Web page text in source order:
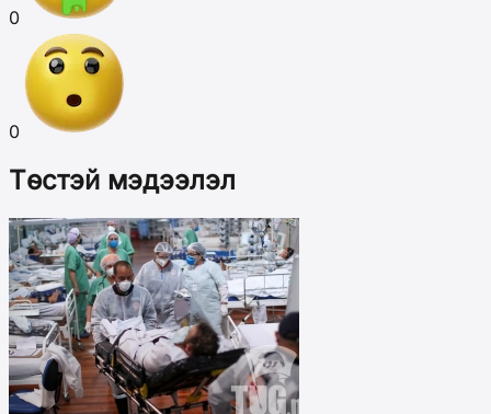
0
0
Төстэй мэдээлэл